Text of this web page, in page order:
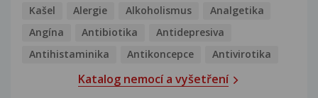
Kašel Alergie Alkoholismus
Analgetika
Angína
Antibiotika
Antidepresiva
Antihistaminika
Antikoncepce Antivirotika
Katalog nemocí a vyšetření